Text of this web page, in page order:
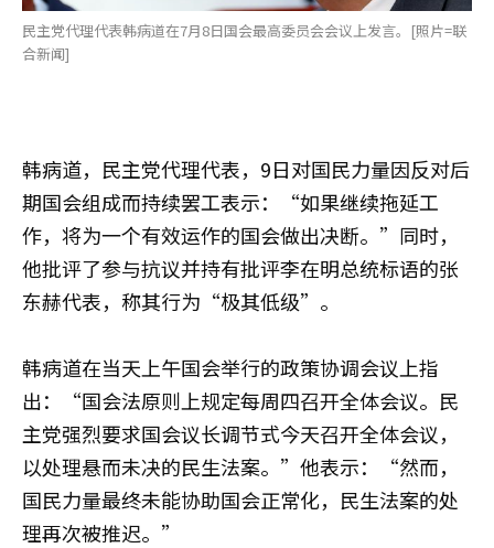
民主党代理代表韩病道在7月8日国会最高委员会会议上发言。[照片=联
合新闻]
韩病道，民主党代理代表，9日对国民力量因反对后
期国会组成而持续罢工表示：“如果继续拖延工
作，将为一个有效运作的国会做出决断。”同时，
他批评了参与抗议并持有批评李在明总统标语的张
东赫代表，称其行为“极其低级”。
韩病道在当天上午国会举行的政策协调会议上指
出：“国会法原则上规定每周四召开全体会议。民
主党强烈要求国会议长调节式今天召开全体会议，
以处理悬而未决的民生法案。”他表示：“然而，
国民力量最终未能协助国会正常化，民生法案的处
理再次被推迟。”